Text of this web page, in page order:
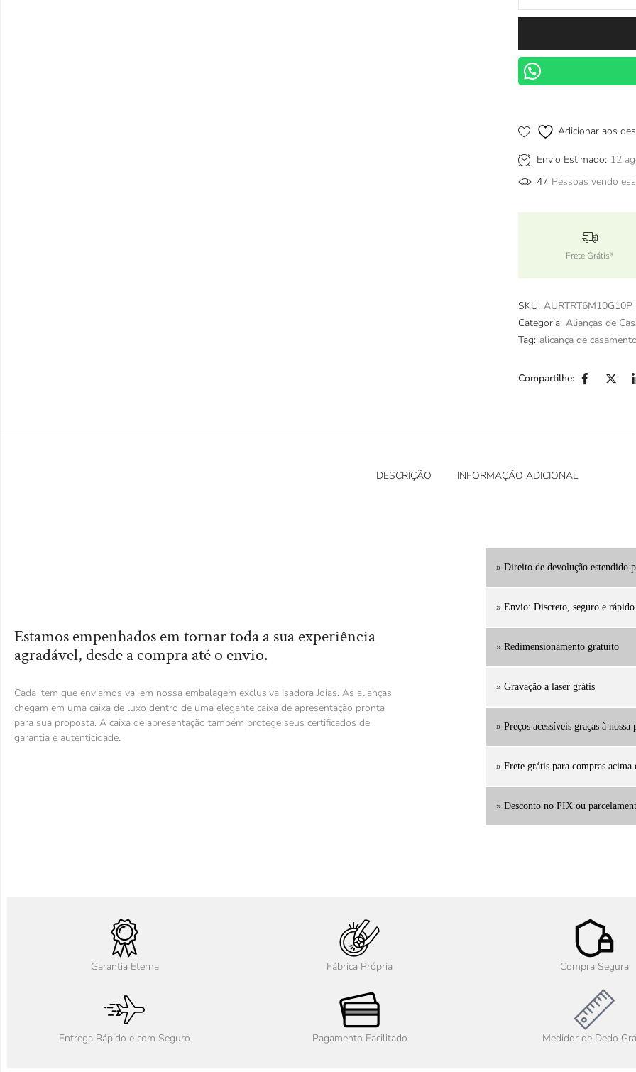
Adicionar aos
Envio Estimado: 12
47 Pessoas vendo
Frete Grátis*
SKU: AURTRT6M10G10P
Categoria: Alianças de
Tag: alicança de casamento
Compartilhe:
DESCRIÇÃO INFORMAÇÃO ADICIONAL
Estamos empenhados em tornar toda a sua experiência
agradável, desde a compra até o envio.
Cada item que enviamos vai em nossa embalagem exclusiva Isadora Joias. As alianças
chegam em uma caixa de luxo dentro de uma elegante caixa de apresentação pronta
para sua proposta. A caixa de apresentação também protege seus certificados de
garantia e autenticidade.
» Direito de devolução estendido
» Envio: Discreto, seguro e rápido
» Redimensionamento gratuito
» Gravação a laser grátis
» Preços acessíveis graças à
» Frete grátis para compras acima
» Desconto no PIX ou
Garantia Eterna Fábrica Própria Compra Segura
Entrega Rápido e com Seguro Pagamento Facilitado Medidor de Dedo